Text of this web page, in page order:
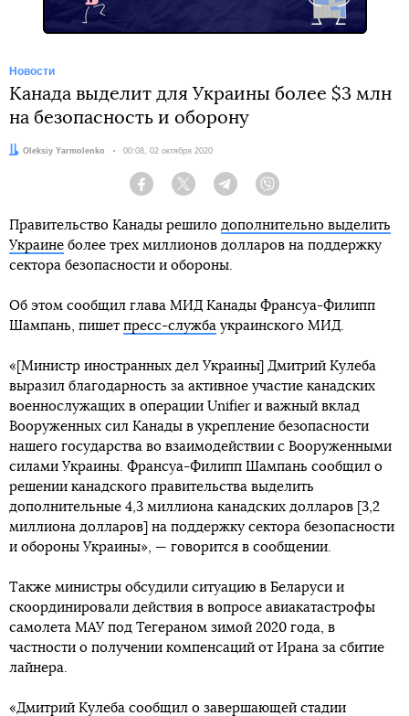
Новости
Канада выделит для Украины более $3 млн
на безопасность и оборону
Автор:
Oleksiy Yarmolenko Дата:
00:08, 02 октября 2020
Facebook Twitter Telegram
Правительство Канады решило дополнительно выделить
Украине более трех миллионов долларов на поддержку
сектора безопасности и обороны.
Об этом сообщил глава МИД Канады Франсуа-Филипп
Шампань, пишет пресс-служба украинского МИД.
«[Министр иностранных дел Украины] Дмитрий Кулеба
выразил благодарность за активное участие канадских
военнослужащих в операции Unifier и важный вклад
Вооруженных сил Канады в укрепление безопасности
нашего государства во взаимодействии с Вооруженными
силами Украины. Франсуа-Филипп Шампань сообщил о
решении канадского правительства выделить
дополнительные 4,3 миллиона канадских долларов [3,2
миллиона долларов] на поддержку сектора безопасности
и обороны Украины», — говорится в сообщении.
Также министры обсудили ситуацию в Беларуси и
скоординировали действия в вопросе авиакатастрофы
самолета МАУ под Тегераном зимой 2020 года, в
частности о получении компенсаций от Ирана за сбитие
лайнера.
«Дмитрий Кулеба сообщил о завершающей стадии